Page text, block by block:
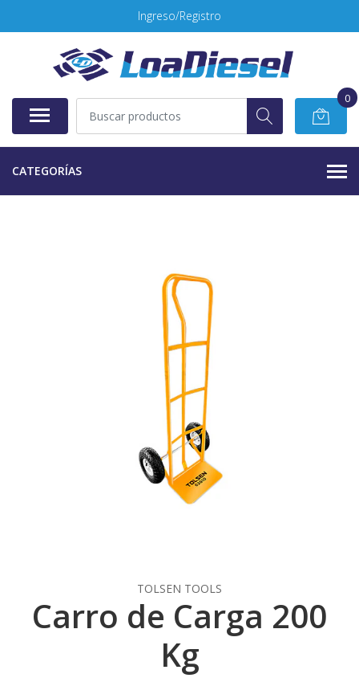
Ingreso/Registro
0
CATEGORÍAS
TOLSEN TOOLS
Carro de Carga 200
Kg